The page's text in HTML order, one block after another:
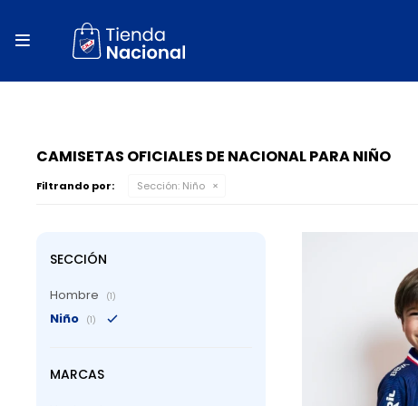

CAMISETAS OFICIALES DE NACIONAL PARA NIÑO
Filtrando por: Sección: Niño
SECCIÓN
Hombre (1)
Niño (1)
MARCAS
close
local_shipping
percent